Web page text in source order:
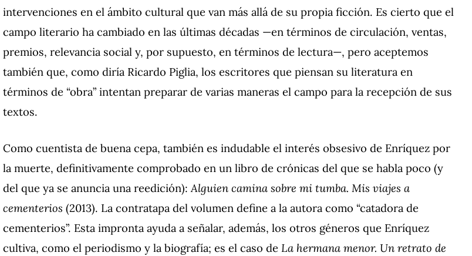
intervenciones en el ámbito cultural que van más allá de su propia ficción. Es cierto que el
campo literario ha cambiado en las últimas décadas —en términos de circulación, ventas,
premios, relevancia social y, por supuesto, en términos de lectura—, pero aceptemos
también que, como diría Ricardo Piglia, los escritores que piensan su literatura en
términos de “obra” intentan preparar de varias maneras el campo para la recepción de sus
textos.
Como cuentista de buena cepa, también es indudable el interés obsesivo de Enríquez por
la muerte, definitivamente comprobado en un libro de crónicas del que se habla poco (y
del que ya se anuncia una reedición):Alguien camina sobre mi tumba. Mis viajes a
cementerios (2013). La contratapa del volumen define a la autora como “catadora de
cementerios”. Esta impronta ayuda a señalar, además, los otros géneros que Enríquez
cultiva, como el periodismo y la biografía; es el caso de La hermana menor. Un retrato de